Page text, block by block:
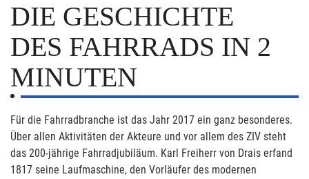
DIE GESCHICHTE
DES FAHRRADS IN 2
MINUTEN
Für die Fahrradbranche ist das Jahr 2017 ein ganz besonderes.
Über allen Aktivitäten der Akteure und vor allem des ZIV steht
das 200-jährige Fahrradjubiläum. Karl Freiherr von Drais erfand
1817 seine Laufmaschine, den Vorläufer des modernen